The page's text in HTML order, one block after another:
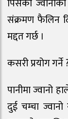
पिसेको
संक्रमण फैलिन
मद्दत गर्छ ।
कसरी प्रयोग गर्ने
पानीमा ज्वानो
दुई चम्चा